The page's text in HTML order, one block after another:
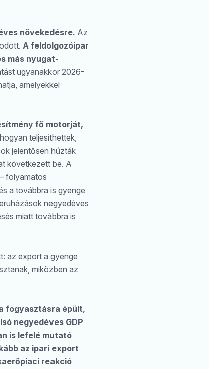
növekedésre. Az
A feldolgozóipar
más nyugat-
ugyanakkor 2026-
amelyekkel
fő motorját,
teljesíthettek,
jelentősen húzták
következett be. A
folyamatos
a továbbra is gyenge
negyedéves
miatt továbbra is
az export a gyenge
miközben az
fogyasztásra épült,
negyedéves GDP
is lefelé mutató
az ipari export
reakció
Keresés